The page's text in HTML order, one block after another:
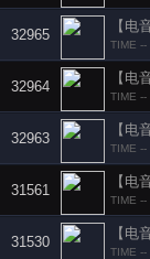
32965
【电
TIME --
32964
【电
TIME --
32963
【电
TIME --
31561
【电
TIME --
31530
【电
TIME --